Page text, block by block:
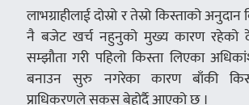
लाभग्राहीलाई दोस्रो र तेस्रो किस्ताको
नै बजेट खर्च नहुनुको मुख्य कारण रहेको
सम्झौता गरी पहिलो किस्ता लिएका
बनाउन सुरु नगरेका कारण बाँकी
प्राधिकरणले सकस बेहोर्दै आएको छ ।